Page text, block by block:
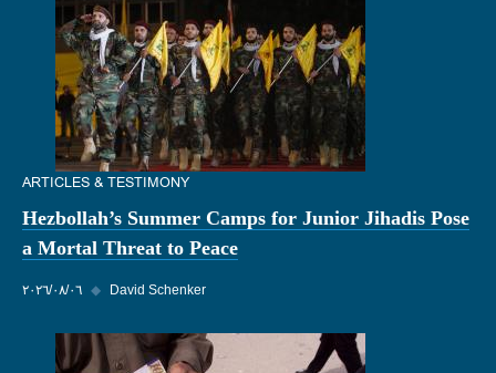
ARTICLES & TESTIMONY
Hezbollah’s Summer Camps for Junior Jihadis Pose
a Mortal Threat to Peace
٠٦‏/٠٨‏/٢٠٢٦ ◆ David Schenker